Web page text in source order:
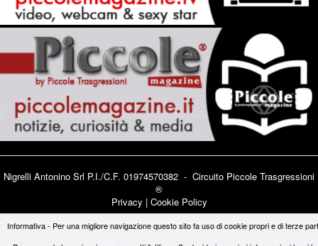
Nigrelli Antonino Srl P.I./C.F. 01974570382 - Circuito Piccole Trasgressioni
®
Privacy | Cookie Policy
Informativa - Per una migliore navigazione questo sito fa uso di cookie propri e di terze